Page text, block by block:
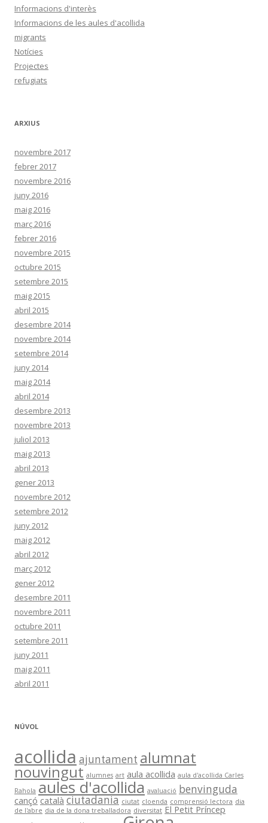
Informacions d'interès
Informacions de les aules d'acollida
migrants
Notícies
Projectes
refugiats
ARXIUS
novembre 2017
febrer 2017
novembre 2016
juny 2016
maig 2016
març 2016
febrer 2016
novembre 2015
octubre 2015
setembre 2015
maig 2015
abril 2015
desembre 2014
novembre 2014
setembre 2014
juny 2014
maig 2014
abril 2014
desembre 2013
novembre 2013
juliol 2013
maig 2013
abril 2013
gener 2013
novembre 2012
setembre 2012
juny 2012
maig 2012
abril 2012
març 2012
gener 2012
desembre 2011
novembre 2011
octubre 2011
setembre 2011
juny 2011
maig 2011
abril 2011
NÚVOL
acollida ajuntament alumnat
nouvingut alumnes art aula acollida aula d'acollida Carles
Rahola aules d'acollida avaluació benvinguda
cançó català ciutadania ciutat cloenda comprensió lectora dia
de l'abre dia de la dona treballadora diversitat El Petit Príncep